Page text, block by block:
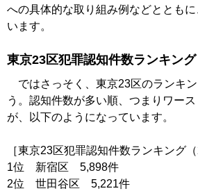
への具体的な取り組み例などととも
います。
東京23区犯罪認知件数ランキン
ではさっそく、東京23区のランキン
う。認知件数が多い順、つまりワー
が、以下のようになっています。
［東京23区犯罪認知件数ランキング（
1位 新宿区 5,898件
2位 世田谷区 5,221件